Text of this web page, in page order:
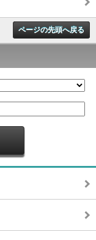
ページの先頭へ戻る